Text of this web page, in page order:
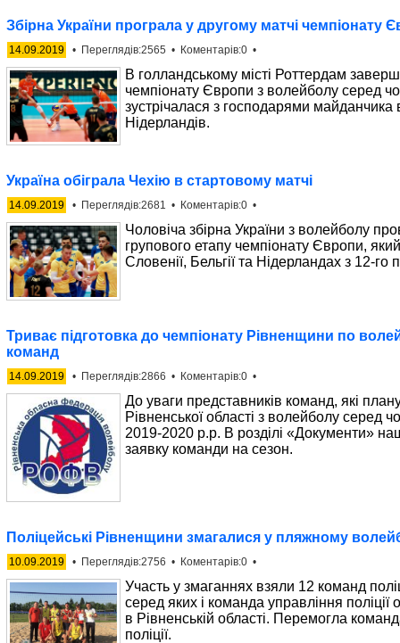
Збірна України програла у другому матчі чемпіонату
14.09.2019 • Переглядів:2565 • Коментарів:0 •
В голландському місті Роттердам
чемпіонату Європи з волейболу серед
зустрічалася з господарями
Нідерландів.
Україна обіграла Чехію в стартовому матчі
14.09.2019 • Переглядів:2681 • Коментарів:0 •
Чоловіча збірна України з волейболу
групового етапу чемпіонату Європи,
Словенії, Бельгії та Нідерландах з 12-го
Триває підготовка до чемпіонату Рівненщини по
команд
14.09.2019 • Переглядів:2866 • Коментарів:0 •
До уваги представників команд, які
Рівненської області з волейболу серед
2019-2020 р.р. В розділі «Документи»
заявку команди на сезон.
Поліцейські Рівненщини змагалися у пляжному
10.09.2019 • Переглядів:2756 • Коментарів:0 •
Участь у змаганнях взяли 12 команд
серед яких і команда управління поліції
в Рівненській області. Перемогла
поліції.